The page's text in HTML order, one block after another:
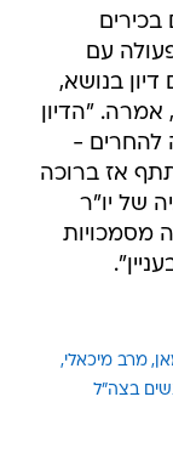
בכירים
עם
בנושא,
אמרה. "הדיון
להחרים -
אז ברוכה
של יו"ר
מסמכויות
מרב מיכאלי
בצה"ל